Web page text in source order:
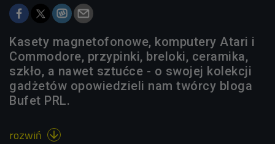
Kasety magnetofonowe, komputery Atari i
Commodore, przypinki, breloki, ceramika,
szkło, a nawet sztućce - o swojej kolekcji
gadżetów opowiedzieli nam twórcy bloga
Bufet PRL.
rozwiń 